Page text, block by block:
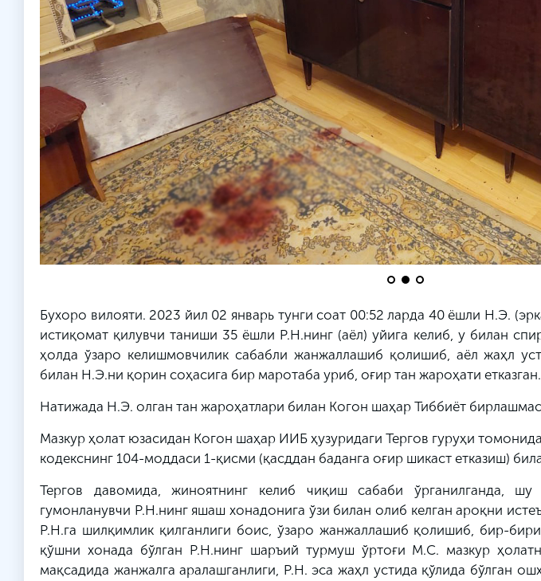
Бухоро вилояти. 2023 йил 02 январь тунги соат 00:52 ларда 40 ёшли Н.Э.
истиқомат қилувчи таниши 35 ёшли Р.Н.нинг (аёл) уйига келиб, у билан
ҳолда ўзаро келишмовчилик сабабли жанжаллашиб қолишиб, аёл жаҳл
билан Н.Э.ни қорин соҳасига бир маротаба уриб, оғир тан жароҳати етказган.
Натижада Н.Э. олган тан жароҳатлари билан Когон шаҳар Тиббиёт
Мазкур ҳолат юзасидан Когон шаҳар ИИБ ҳузуридаги Тергов гуруҳи
кодекснинг 104-моддаси 1-қисми (қасддан баданга оғир шикаст етказиш)
Тергов давомида, жиноятнинг келиб чиқиш сабаби ўрганилганда,
гумонланувчи Р.Н.нинг яшаш хонадонига ўзи билан олиб келган ароқни
Р.Н.га шилқимлик қилганлиги боис, ўзаро жанжаллашиб қолишиб, бир-
қўшни хонада бўлган Р.Н.нинг шаръий турмуш ўртоғи М.С. мазкур
мақсадида жанжалга аралашганлиги, Р.Н. эса жаҳл устида қўлида бўлган